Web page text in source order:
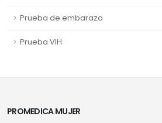
Prueba de embarazo
Prueba VIH
PROMEDICA MUJER